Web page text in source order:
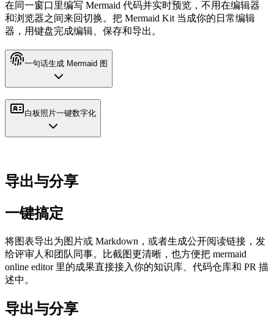
在同一窗口里编写 Mermaid 代码并实时预览，不用在编辑器
和浏览器之间来回切换。把 Mermaid Kit 当成你的日常编辑
器，用键盘完成编辑、保存和导出。
一句话生成 Mermaid 图
白板照片一键数字化
导出与分享
一键搞定
将图表导出为图片或 Markdown，或者生成公开阅读链接，发
给评审人和团队同事。比截图更清晰，也方便把 mermaid
online editor 里的成果直接接入你的知识库、代码仓库和 PR 描
述中。
导出与分享